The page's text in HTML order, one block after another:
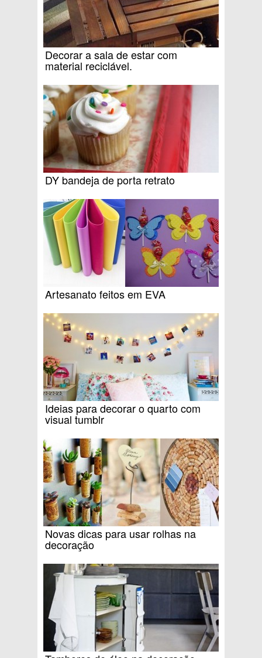
Decorar a sala de estar com
material reciclável.
DY bandeja de porta retrato
Artesanato feitos em EVA
Ideias para decorar o quarto com
visual tumblr
Novas dicas para usar rolhas na
decoração